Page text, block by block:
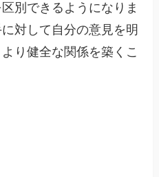
別できるようになりま
対して自分の意見を明
り健全な関係を築くこ